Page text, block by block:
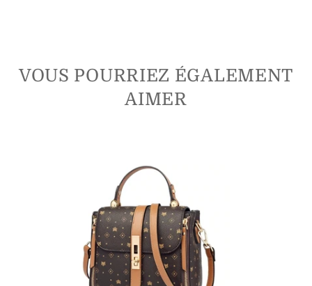
VOUS POURRIEZ ÉGALEMENT
AIMER